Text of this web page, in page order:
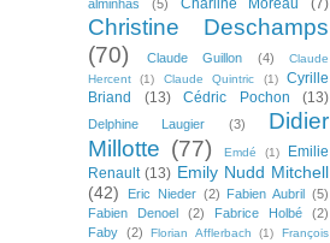
alminhas (5)
Christine Deschamps
(70)
Claude Guillon (4)
Claude
Hercent
(1) Claude Quintric (1)
Cyrille
Briand
(13) Cédric Pochon (13)
Delphine Laugier (3)
Didier
Millotte (77) Emdé (1)
Emilie
Renault (13) Emily Nudd Mitchell
(42)
Eric Nieder (2) Fabien Aubril (5)
Fabien Denoel
(2) Fabrice Holbé
(2)
Faby (2) Florian Afflerbach (1)
François